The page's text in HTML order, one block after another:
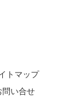
トマップ
問い合せ